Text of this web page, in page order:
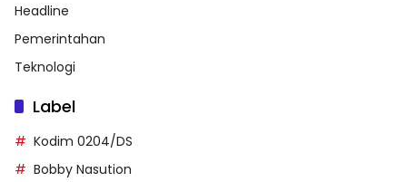
Headline
Pemerintahan
Teknologi
Label
Kodim 0204/DS
Bobby Nasution